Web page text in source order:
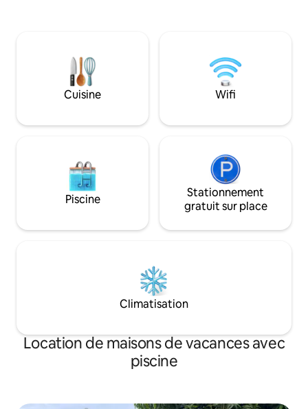
connexion Wi-Fi, d'un lave-vaisselle, d'un
lave-linge et d'un sèche-linge et d'une
vue imprenable sur les montagnes. Le
départ tardif gratuit est accordé pour les
des frais de 40 $
supplémentaire,
Cuisine Wifi
Piscine
Stationnement
gratuit sur place
Climatisation
Location de maisons de vacances avec
piscine